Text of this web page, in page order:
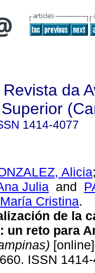
da
1414-4077
Alicia
Julia and
Cristina.
de la
un reto para
ISSN